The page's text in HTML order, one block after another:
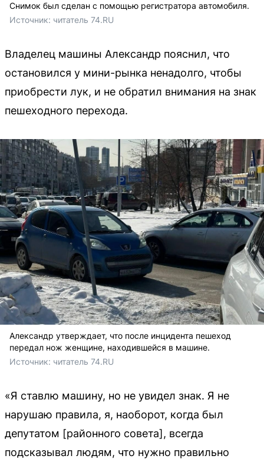
Снимок был сделан с помощью регистратора автомобиля.
Источник: читатель 74.RU
Владелец машины Александр пояснил, что
остановился у мини-рынка ненадолго, чтобы
приобрести лук, и не обратил внимания на знак
пешеходного перехода.
Александр утверждает, что после инцидента пешеход
передал нож женщине, находившейся в машине.
Источник: читатель 74.RU
«Я ставлю машину, но не увидел знак. Я не
нарушаю правила, я, наоборот, когда был
депутатом [районного совета], всегда
подсказывал людям, что нужно правильно